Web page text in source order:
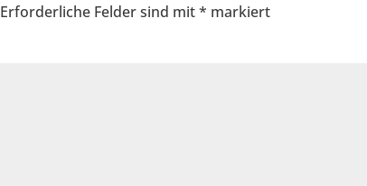
Erforderliche Felder sind mit* markiert